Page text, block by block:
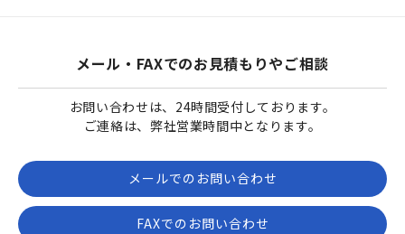
メール・FAXでのお見積もりやご相談
お問い合わせは、24時間受付しております。
ご連絡は、弊社営業時間中となります。
メールでのお問い合わせ
FAXでのお問い合わせ